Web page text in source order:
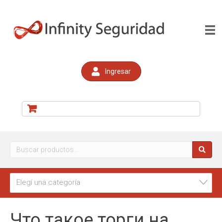
Ingresar
Buscar
Elegí una categoría